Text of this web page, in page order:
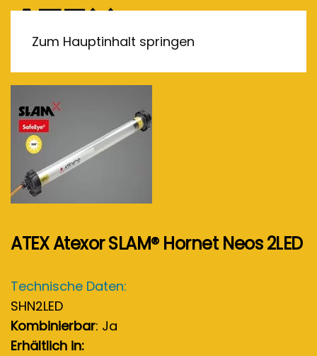
Zum Hauptinhalt springen
ATEX Atexor SLAM® Hornet Neos 2LED
Technische Daten:
SHN2LED
Kombinierbar: Ja
Erhältlich in: